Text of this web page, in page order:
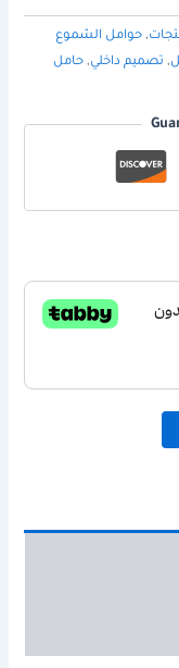
,حوامل الشموع
, تصميم داخلي,حامل